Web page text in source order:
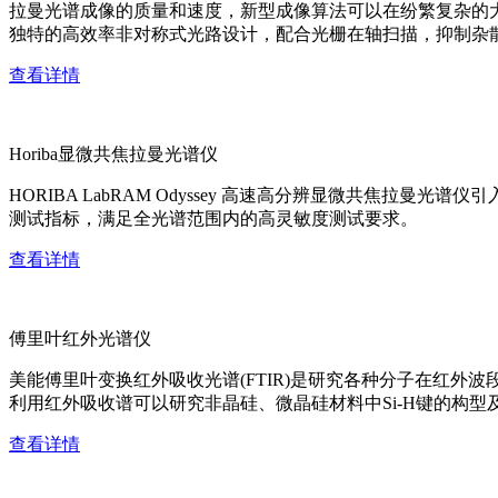
拉曼光谱成像的质量和速度，新型成像算法可以在纷繁复杂
独特的高效率非对称式光路设计，配合光栅在轴扫描，抑制
查看详情
Horiba显微共焦拉曼光谱仪
HORIBA LabRAM Odyssey 高速高分辨显微共焦拉曼光谱仪
测试指标，满足全光谱范围内的高灵敏度测试要求。
查看详情
傅里叶红外光谱仪
美能傅里叶变换红外吸收光谱(FTIR)是研究各种分子在红外
利用红外吸收谱可以研究非晶硅、微晶硅材料中Si-H键的构型
查看详情